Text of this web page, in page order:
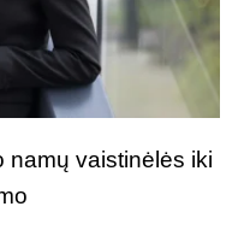
namų vaistinėlės iki